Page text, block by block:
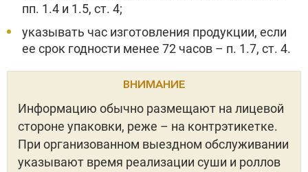
пп. 1.4 и 1.5, ст. 4;
указывать час изготовления продукции, если
ее срок годности менее 72 часов – п. 1.7, ст. 4.
ВНИМАНИЕ
Информацию обычно размещают на лицевой
стороне упаковки, реже – на контрэтикетке.
При организованном выездном обслуживании
указывают время реализации суши и роллов